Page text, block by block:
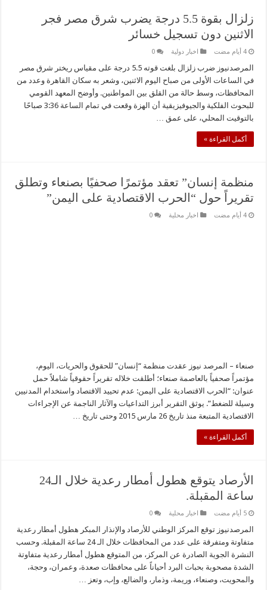
زلزال بقوة 5.5 درجة يضرب شرق مصر فجر
الاثنين دون تسجيل خسائر
‏4 أيام مضت اخبار دولية 0
المرصدنيوز ضرب زلزال بلغت قوته 5.5 درجة على مقياس ريختر شرق مصر
في الساعات الأولى من صباح اليوم الاثنين، وشعر به سكان القاهرة وعدد من
المحافظات، وسط حالة من القلق بين المواطنين. وأوضح المعهد القومي
للبحوث الفلكية والجيوفيزيقية أن الهزة وقعت في تمام الساعة 3:36 صباحًا
بالتوقيت المحلي، على عمق …
أكمل القراءة »
منظمة إنسان” تعقد مؤتمرًا صحفيًا بصنعاء وتطلق
تقريراً حول “الحرب الاقتصادية على اليمن”
‏4 أيام مضت اخبار محلية 0
صنعاء – المرصد نيوز ​عقدت منظمة “إنسان” للحقوق والحريات، اليوم،
مؤتمراً صحفياً بالعاصمة صنعاء؛ أطلقت خلاله تقريراً حقوقياً شاملاً حمل
عنوان: “الحرب الاقتصادية على اليمن: عدم تحييد الاقتصاد واستخدام المدنيين
وسيلة للضغط”. ​يوثق التقرير أبرز التداعيات والآثار الناجمة عن الإجراءات
الاقتصادية المتبعة منذ تاريخ 26 مارس 2015 وحتى تاريخ …
أكمل القراءة »
الأرصاد يتوقع هطول أمطار رعدية خلال الـ24
ساعة المقبلة.
‏5 أيام مضت اخبار محلية 0
المرصدنيوز توقع المركز الوطني للأرصاد والإنذار المبكر هطول أمطار رعدية
متفاوتة ومتفرقة على عدد من المحافظات خلال الـ 24 ساعة المقبلة. وحسب
النشرة الجوية الصادرة عن المركز، من المتوقع هطول أمطار رعدية متفاوتة
الشدة مصحوبة بحبات البرد أحياناً على محافظات صعدة، وعمران، وحجة،
والمحويت، وصنعاء، وريمة، وذمار، والضالع، وإب، وتعز …